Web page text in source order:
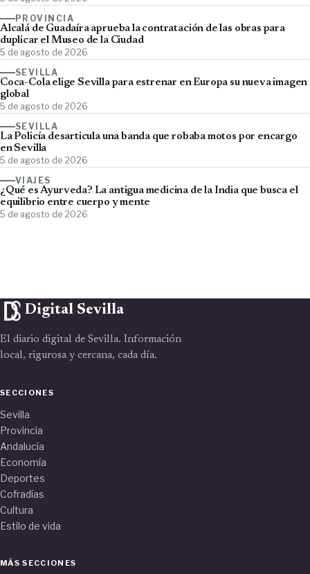
PROVINCIA
Alcalá de Guadaíra aprueba la contratación de las obras para
duplicar el Museo de la Ciudad
5 de agosto de 2026
SEVILLA
Coca-Cola elige Sevilla para estrenar en Europa su nueva imagen
global
5 de agosto de 2026
SEVILLA
La Policía desarticula una banda que robaba motos por encargo
en Sevilla
5 de agosto de 2026
VIAJES
¿Qué es Ayurveda? La antigua medicina de la India que busca el
equilibrio entre cuerpo y mente
5 de agosto de 2026
Digital Sevilla
El diario digital de Sevilla. Información
local, rigurosa y cercana, cada día.
SECCIONES
Sevilla
Provincia
Andalucía
Economía
Deportes
Cofradías
Cultura
Estilo de vida
MÁS SECCIONES